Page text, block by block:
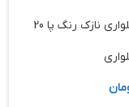
نازک رنگ پا 20